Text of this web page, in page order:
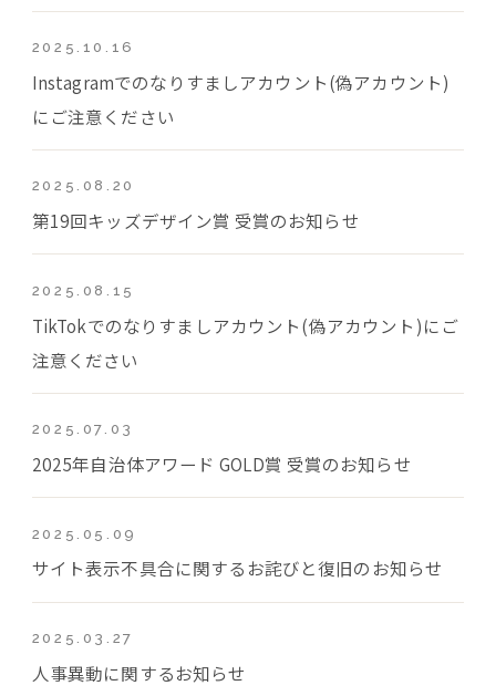
2025.10.16
Instagramでのなりすましアカウント(偽アカウント)
にご注意ください
2025.08.20
第19回キッズデザイン賞 受賞のお知らせ
2025.08.15
TikTokでのなりすましアカウント(偽アカウント)にご
注意ください
2025.07.03
2025年自治体アワード GOLD賞 受賞のお知らせ
2025.05.09
サイト表示不具合に関するお詫びと復旧のお知らせ
2025.03.27
人事異動に関するお知らせ